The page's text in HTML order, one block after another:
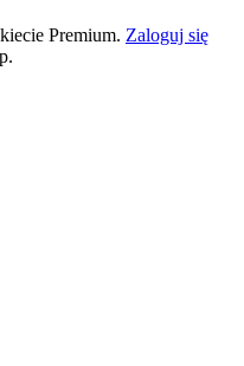
Premium. Zaloguj się